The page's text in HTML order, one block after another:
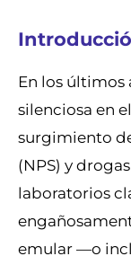
En los últimos
silenciosa en
surgimiento
(NPS) y
laboratorios
emular —o